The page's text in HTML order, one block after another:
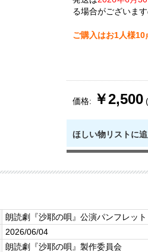
る場合がございま
ご購入はお1人様10
価格: ￥2,500
ほしい物リストに
朗読劇『沙耶の唄』公演パンフレット
2026/06/04
朗読劇『沙耶の唄』製作委員会